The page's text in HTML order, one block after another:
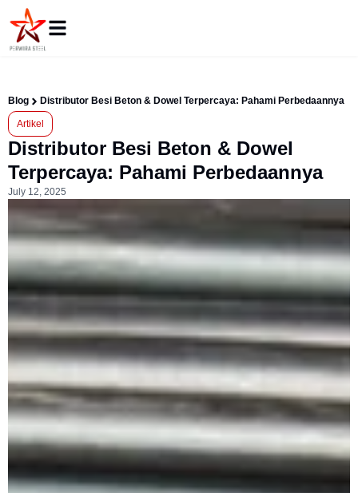
Blog Distributor Besi Beton & Dowel Terpercaya: Pahami Perbedaannya
Artikel
Distributor Besi Beton & Dowel
Terpercaya: Pahami Perbedaannya
July 12, 2025